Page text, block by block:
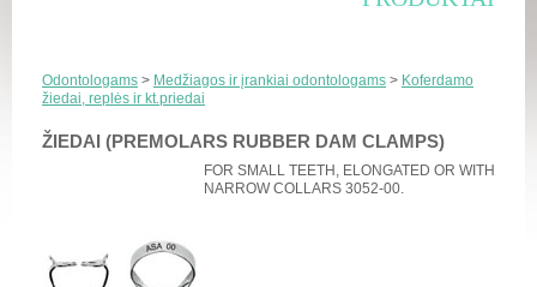
Odontologams > Medžiagos ir įrankiai odontologams > Koferdamo
žiedai, replės ir kt.priedai
ŽIEDAI (PREMOLARS RUBBER DAM CLAMPS)
FOR SMALL TEETH, ELONGATED OR WITH
NARROW COLLARS 3052-00.